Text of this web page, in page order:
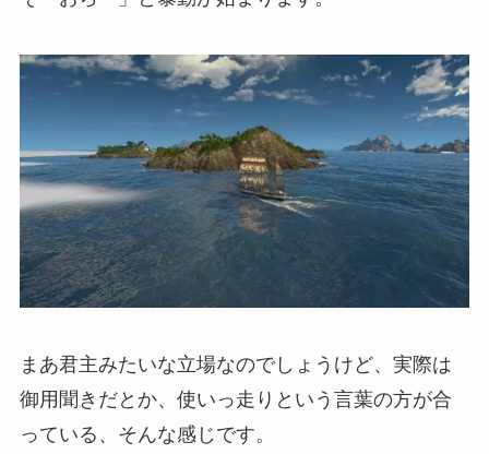
まあ君主みたいな立場なのでしょうけど、実際は
御用聞きだとか、使いっ走りという言葉の方が合
っている、そんな感じです。